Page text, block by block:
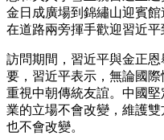
金日成廣場到錦繡山迎賓
在道路兩旁揮手歡迎習近平
訪問期間，習近平與金正
要，習近平表示，無論國
重視中朝傳統友誼。中國
業的立場不會改變，維護
也不會改變。